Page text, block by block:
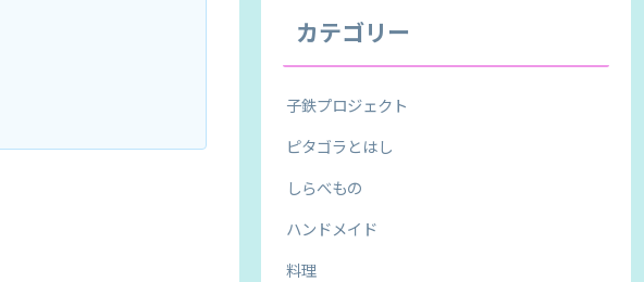
カテゴリー
子鉄プロジェクト
ピタゴラとはし
しらべもの
ハンドメイド
料理